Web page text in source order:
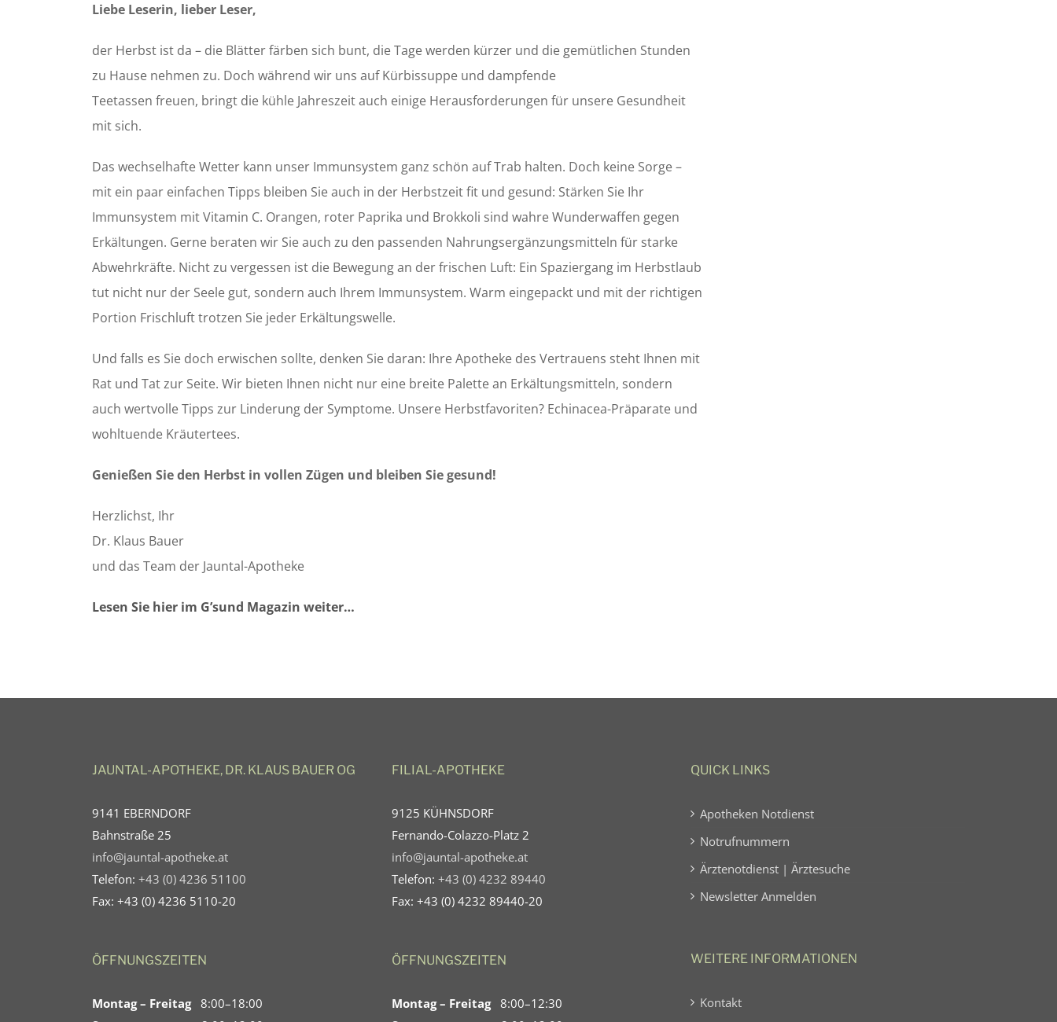
Liebe Leserin, lieber Leser,
der Herbst ist da – die Blätter färben sich bunt, die Tage werden kürzer und die gemütlichen Stunden
zu Hause nehmen zu. Doch während wir uns auf Kürbissuppe und dampfende
Teetassen freuen, bringt die kühle Jahreszeit auch einige Herausforderungen für unsere Gesundheit
mit sich.
Das wechselhafte Wetter kann unser Immunsystem ganz schön auf Trab halten. Doch keine Sorge –
mit ein paar einfachen Tipps bleiben Sie auch in der Herbstzeit fit und gesund: Stärken Sie Ihr
Immunsystem mit Vitamin C. Orangen, roter Paprika und Brokkoli sind wahre Wunderwaffen gegen
Erkältungen. Gerne beraten wir Sie auch zu den passenden Nahrungsergänzungsmitteln für starke
Abwehrkräfte. Nicht zu vergessen ist die Bewegung an der frischen Luft: Ein Spaziergang im Herbstlaub
tut nicht nur der Seele gut, sondern auch Ihrem Immunsystem. Warm eingepackt und mit der richtigen
Portion Frischluft trotzen Sie jeder Erkältungswelle.
Und falls es Sie doch erwischen sollte, denken Sie daran: Ihre Apotheke des Vertrauens steht Ihnen mit
Rat und Tat zur Seite. Wir bieten Ihnen nicht nur eine breite Palette an Erkältungsmitteln, sondern
auch wertvolle Tipps zur Linderung der Symptome. Unsere Herbstfavoriten? Echinacea-Präparate und
wohltuende Kräutertees.
Genießen Sie den Herbst in vollen Zügen und bleiben Sie gesund!
Herzlichst, Ihr
Dr. Klaus Bauer
und das Team der Jauntal-Apotheke
Lesen Sie hier im G’sund Magazin weiter…
JAUNTAL-APOTHEKE, DR. KLAUS BAUER OG
9141 EBERNDORF
Bahnstraße 25
info@jauntal-apotheke.at
Telefon: +43 (0) 4236 51100
Fax: +43 (0) 4236 5110-20
ÖFFNUNGSZEITEN
Montag – Freitag8:00–18:00
FILIAL-APOTHEKE
9125 KÜHNSDORF
Fernando-Colazzo-Platz 2
info@jauntal-apotheke.at
Telefon: +43 (0) 4232 89440
Fax: +43 (0) 4232 89440-20
ÖFFNUNGSZEITEN
Montag – Freitag8:00–12:30
QUICK LINKS
Apotheken Notdienst
Notrufnummern
Ärztenotdienst | Ärztesuche
Newsletter Anmelden
WEITERE INFORMATIONEN
Kontakt